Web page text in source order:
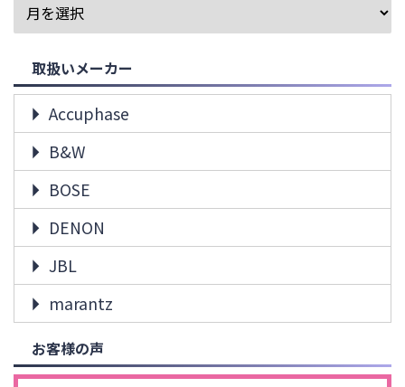
取扱いメーカー
Accuphase
B&W
BOSE
DENON
JBL
marantz
お客様の声